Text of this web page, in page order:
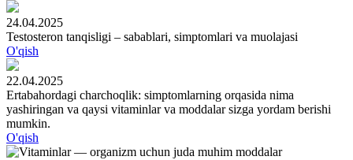
24.04.2025
Testosteron tanqisligi – sabablari, simptomlari va muolajasi
O'qish
22.04.2025
Ertabahordagi charchoqlik: simptomlarning orqasida nima
yashiringan va qaysi vitaminlar va moddalar sizga yordam berishi
mumkin.
O'qish